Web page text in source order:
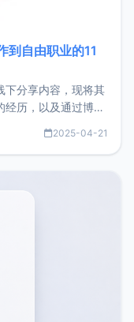
到自由职业的11
下分享内容，现将其
历，以及通过博客
现状。自我介绍大
2025-04-21